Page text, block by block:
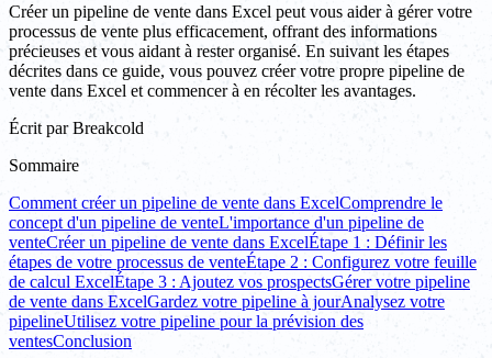
Créer un pipeline de vente dans Excel peut vous aider à gérer votre
processus de vente plus efficacement, offrant des informations
précieuses et vous aidant à rester organisé. En suivant les étapes
décrites dans ce guide, vous pouvez créer votre propre pipeline de
vente dans Excel et commencer à en récolter les avantages.
Écrit par Breakcold
Sommaire
Comment créer un pipeline de vente dans ExcelComprendre le
concept d'un pipeline de venteL'importance d'un pipeline de
venteCréer un pipeline de vente dans ExcelÉtape 1 : Définir les
étapes de votre processus de venteÉtape 2 : Configurez votre feuille
de calcul ExcelÉtape 3 : Ajoutez vos prospectsGérer votre pipeline
de vente dans ExcelGardez votre pipeline à jourAnalysez votre
pipelineUtilisez votre pipeline pour la prévision des
ventesConclusion